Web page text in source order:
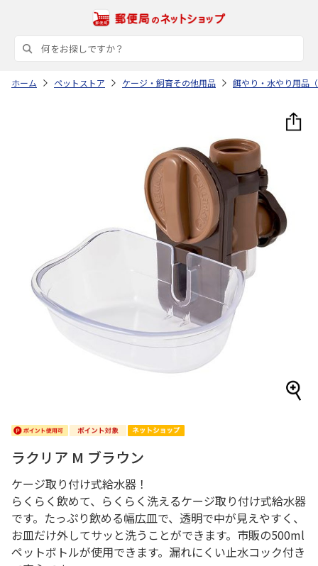
ホーム ペットストア ケージ・飼育その他用品 餌やり・水やり用品
ラクリア M ブラウン
ケージ取り付け式給水器！
らくらく飲めて、らくらく洗えるケージ取り付け式給水器
です。たっぷり飲める幅広皿で、透明で中が見えやすく、
お皿だけ外してサッと洗うことができます。市販の500ml
ペットボトルが使用できます。漏れにくい止水コック付き